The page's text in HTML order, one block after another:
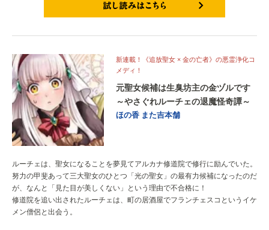
新連載！《追放聖女 × 金の亡者》の悪霊浄化コ
メディ！
元聖女候補は生臭坊主の金ヅルです
～やさぐれルーチェの退魔怪奇譚～
ほの香 また吉本舗
ルーチェは、聖女になることを夢見てアルカナ修道院で修行に励んでいた。
努力の甲斐あって三大聖女のひとつ「光の聖女」の最有力候補になったのだ
が、なんと「見た目が美しくない」という理由で不合格に！
修道院を追い出されたルーチェは、町の居酒屋でフランチェスコというイケ
メン僧侶と出会う。